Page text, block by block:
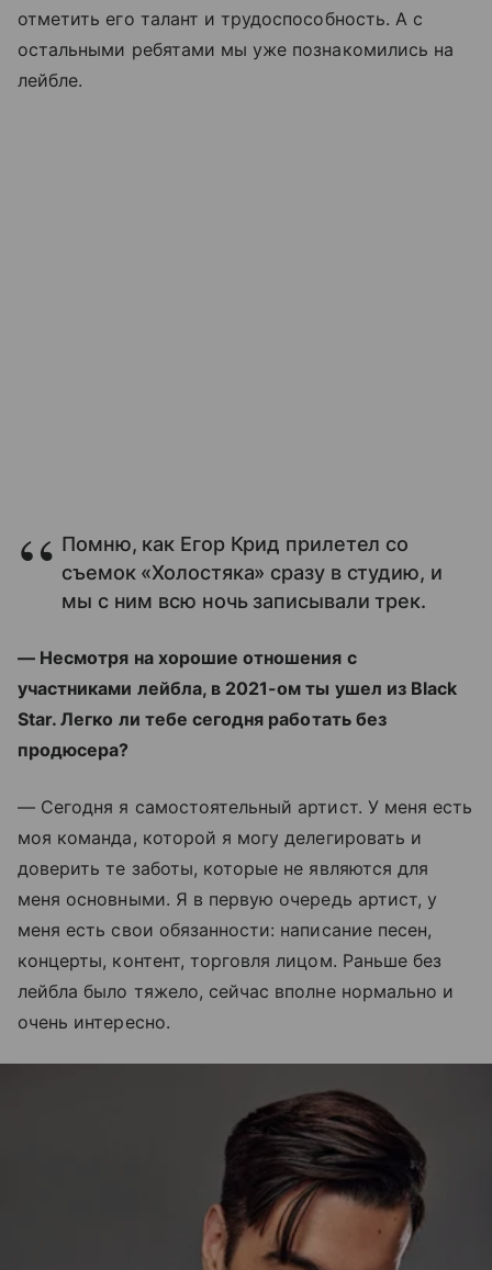
отметить его талант и трудоспособность. А с
остальными ребятами мы уже познакомились на
лейбле.
Помню, как Егор Крид прилетел со
съемок «Холостяка» сразу в студию, и
мы с ним всю ночь записывали трек.
— Несмотря на хорошие отношения с
участниками лейбла, в 2021-ом ты ушел из Black
Star. Легко ли тебе сегодня работать без
продюсера?
— Сегодня я самостоятельный артист. У меня есть
моя команда, которой я могу делегировать и
доверить те заботы, которые не являются для
меня основными. Я в первую очередь артист, у
меня есть свои обязанности: написание песен,
концерты, контент, торговля лицом. Раньше без
лейбла было тяжело, сейчас вполне нормально и
очень интересно.